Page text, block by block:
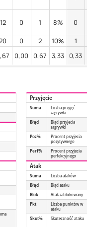
12 0 1 8% 0
0 2 10% 1
0,00 0,67 3,33 0,33
Przyjęcie
Suma Liczba przyjęć
zagrywki
Błąd Błąd przyjecia
zagrywki
Poz% Procent przyjecia
pozytywnego
Perf%
Procent przyjecia
perfekcyjnego
Atak
Suma Liczba ataków
Błąd
Błąd ataku
Blok
Atak zablokowany
Pkt
Liczba punktów w
ataku
Skut% Skuteczność ataku